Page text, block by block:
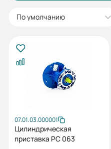
По умолчанию
07.01.03.000001
Цилиндрическая
приставка PC 063